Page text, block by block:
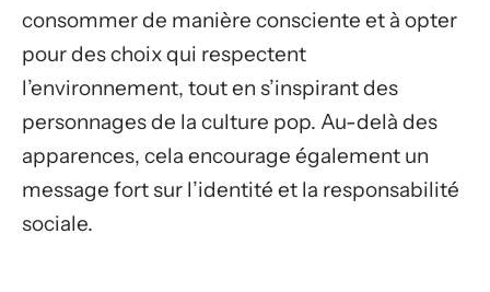
consommer de manière consciente et à opter
pour des choix qui respectent
l’environnement, tout en s’inspirant des
personnages de la culture pop. Au-delà des
apparences, cela encourage également un
message fort sur l’identité et la responsabilité
sociale.